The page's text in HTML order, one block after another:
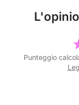
Punteggio